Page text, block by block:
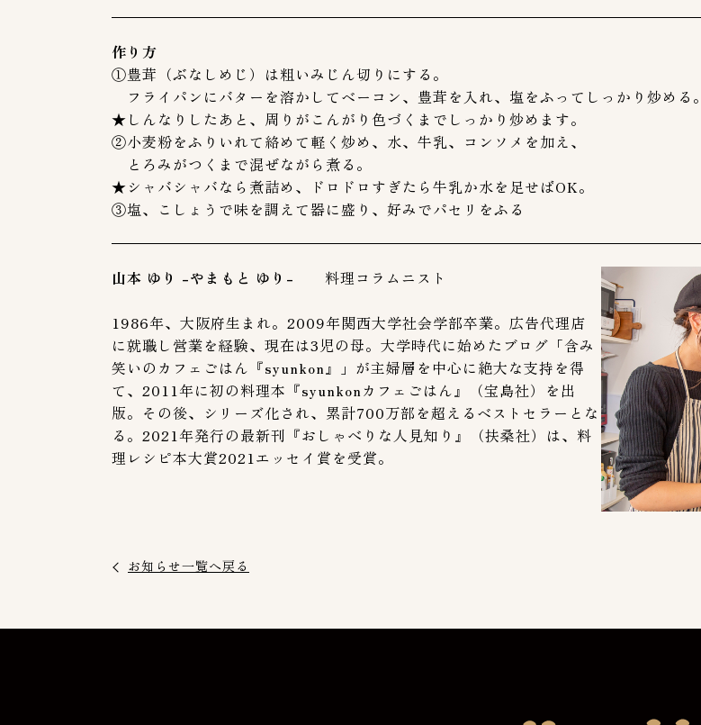
作り方
①豊茸（ぶなしめじ）は粗いみじん切りにする。
フライパンにバターを溶かしてベーコン、豊茸を入れ、塩をふってしっかり炒める。
★しんなりしたあと、周りがこんがり色づくまでしっかり炒めます。
②小麦粉をふりいれて絡めて軽く炒め、水、牛乳、コンソメを加え、
とろみがつくまで混ぜながら煮る。
★シャバシャバなら煮詰め、ドロドロすぎたら牛乳か水を足せばOK。
③塩、こしょうで味を調えて器に盛り、好みでパセリをふる
山本 ゆり -やまもと ゆり- 料理コラムニスト
1986年、大阪府生まれ。2009年関西大学社会学部卒業。広告代理店
に就職し営業を経験、現在は3児の母。大学時代に始めたブログ「含み
笑いのカフェごはん『syunkon』」が主婦層を中心に絶大な支持を得
て、2011年に初の料理本『syunkonカフェごはん』（宝島社）を出
版。その後、シリーズ化され、累計700万部を超えるベストセラーとな
る。2021年発行の最新刊『おしゃべりな人見知り』（扶桑社）は、料
理レシピ本大賞2021エッセイ賞を受賞。
お知らせ一覧へ戻る